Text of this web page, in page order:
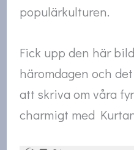
populärkulturen.
Fick upp den här
häromdagen och
att skriva om våra
charmigt med